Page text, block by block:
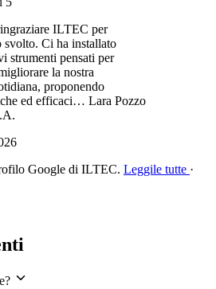
ILTEC per
Ci ha installato
strumenti pensati per
la nostra
proponendo
ed efficaci… Lara Pozzo
Google di ILTEC. Leggile tutte ·